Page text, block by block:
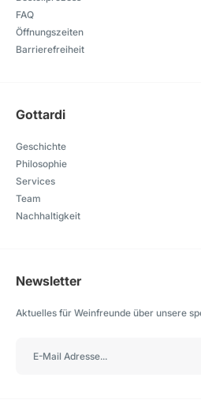
FAQ
Öffnungszeiten
Barrierefreiheit
Gottardi
Geschichte
Philosophie
Services
Team
Nachhaltigkeit
Newsletter
Aktuelles für Weinfreunde über unsere